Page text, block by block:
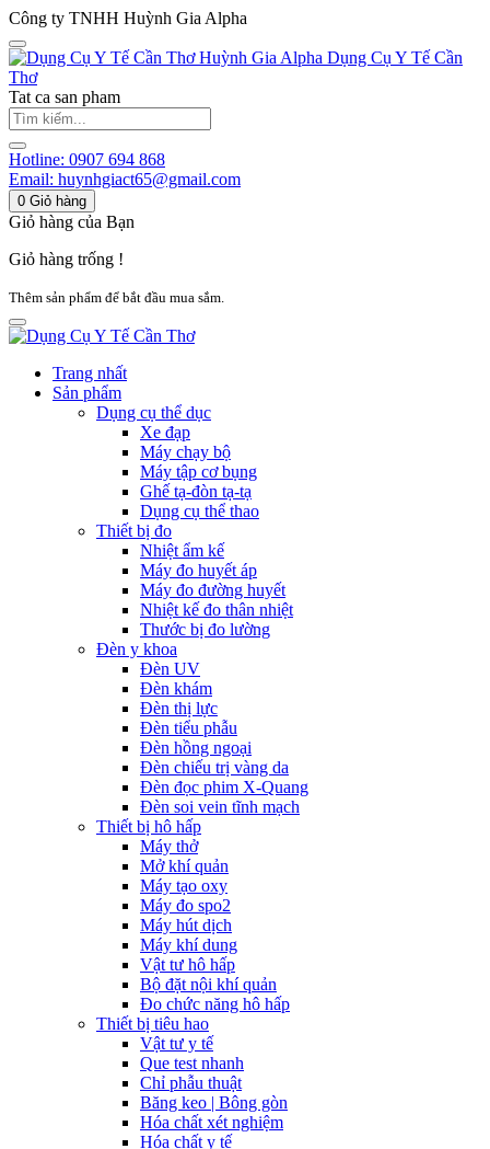
Công ty TNHH Huỳnh Gia Alpha
Huỳnh Gia Alpha Dụng Cụ Y Tế Cần
Thơ
Tat ca san pham
Hotline: 0907 694 868
Email: huynhgiact65@gmail.com
0 Giỏ hàng
Giỏ hàng của Bạn
Giỏ hàng trống !
Thêm sản phẩm để bắt đầu mua sắm.
Trang nhất
Sản phẩm
Dụng cụ thể dục
Xe đạp
Máy chạy bộ
Máy tập cơ bụng
Ghế tạ-đòn tạ-tạ
Dụng cụ thể thao
Thiết bị đo
Nhiệt ẩm kế
Máy đo huyết áp
Máy đo đường huyết
Nhiệt kế đo thân nhiệt
Thước bị đo lường
Đèn y khoa
Đèn UV
Đèn khám
Đèn thị lực
Đèn tiểu phẫu
Đèn hồng ngoại
Đèn chiếu trị vàng da
Đèn đọc phim X-Quang
Đèn soi vein tĩnh mạch
Thiết bị hô hấp
Máy thở
Mở khí quản
Máy tạo oxy
Máy đo spo2
Máy hút dịch
Máy khí dung
Vật tư hô hấp
Bộ đặt nội khí quản
Đo chức năng hô hấp
Thiết bị tiêu hao
Vật tư y tế
Que test nhanh
Chỉ phẫu thuật
Băng keo | Bông gòn
Hóa chất xét nghiệm
Hóa chất y tế